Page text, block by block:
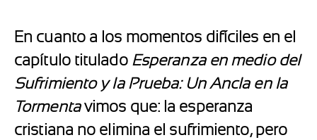
En cuanto a los momentos difíciles en el
capítulo titulado Esperanza en medio del
Sufrimiento y la Prueba: Un Ancla en la
Tormentavimos que: la esperanza
cristiana no elimina el sufrimiento, pero